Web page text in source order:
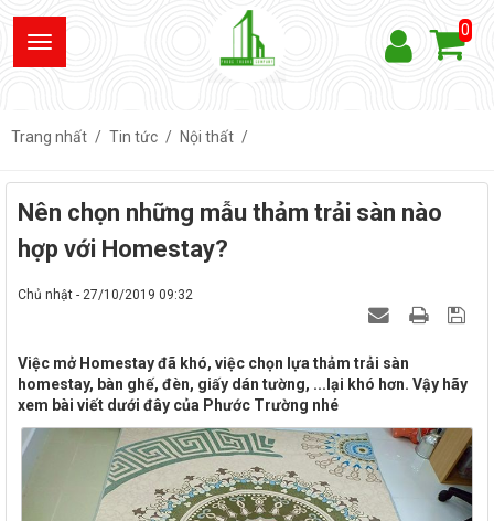
0
Trang nhất Tin tức Nội thất
Nên chọn những mẫu thảm trải sàn nào
hợp với Homestay?
Chủ nhật - 27/10/2019 09:32
Việc mở Homestay đã khó, việc chọn lựa thảm trải sàn
homestay, bàn ghế, đèn, giấy dán tường, ...lại khó hơn. Vậy hãy
xem bài viết dưới đây của Phước Trường nhé